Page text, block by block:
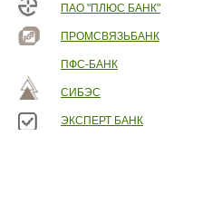
ПАО "ПЛЮС БАНК"
ПРОМСВЯЗЬБАНК
ПФС-БАНК
СИБЭС
ЭКСПЕРТ БАНК